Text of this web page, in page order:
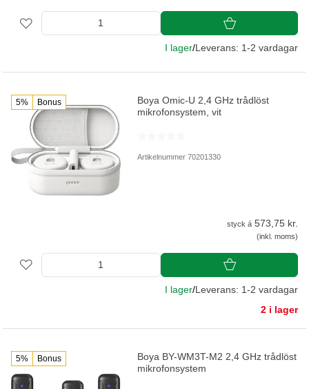
I lager/Leverans: 1-2 vardagar
5% Bonus
Boya Omic-U 2,4 GHz trådlöst
mikrofonsystem, vit
Artikelnummer 70201330
styck á 573,75 kr.
(inkl. moms)
I lager/Leverans: 1-2 vardagar
2 i lager
5% Bonus
Boya BY-WM3T-M2 2,4 GHz trådlöst
mikrofonsystem